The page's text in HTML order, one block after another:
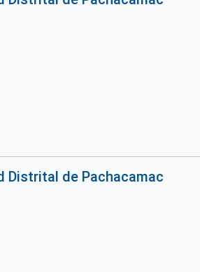
Distrital de Pachacamac